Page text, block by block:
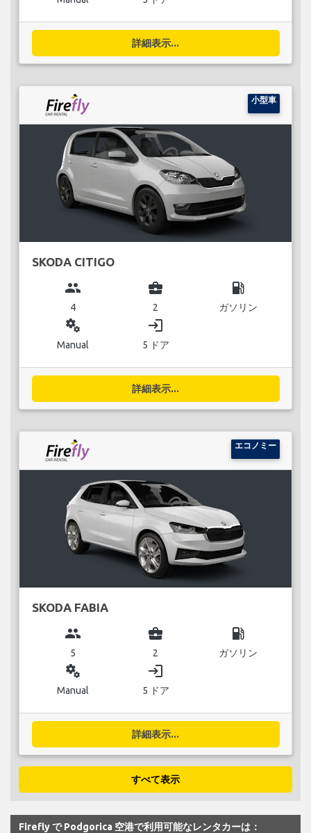
詳細表示...
小型車
SKODA CITIGO
group
4
business_center
2
local_gas_station
ガソリン
miscellaneous_services
Manual
login
5 ドア
詳細表示...
エコノミー
SKODA FABIA
group
5
business_center
2
local_gas_station
ガソリン
miscellaneous_services
Manual
login
5 ドア
詳細表示...
すべて表示
Firefly で Podgorica 空港で利用可能なレンタカーは：